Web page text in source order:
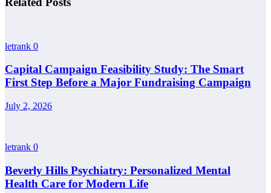
letrank 0
Capital Campaign Feasibility Study: The Smart
First Step Before a Major Fundraising Campaign
July 2, 2026
letrank 0
Beverly Hills Psychiatry: Personalized Mental
Health Care for Modern Life